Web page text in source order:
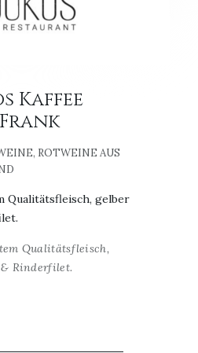
Kaffee
, ROTWEINE AUS
Qualitätsfleisch, gelber
Qualitätsfleisch,
Rinderfilet.